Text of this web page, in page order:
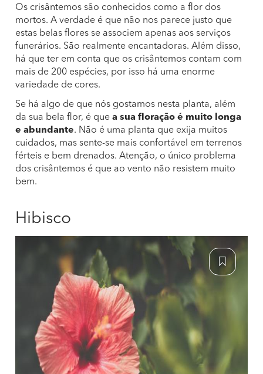
Os crisântemos são conhecidos como a flor dos
mortos. A verdade é que não nos parece justo que
estas belas flores se associem apenas aos serviços
funerários. São realmente encantadoras. Além disso,
há que ter em conta que os crisântemos contam com
mais de 200 espécies, por isso há uma enorme
variedade de cores.
Se há algo de que nós gostamos nesta planta, além
da sua bela flor, é que a sua floração é muito longa
e abundante. Não é uma planta que exija muitos
cuidados, mas sente-se mais confortável em terrenos
férteis e bem drenados. Atenção, o único problema
dos crisântemos é que ao vento não resistem muito
bem.
Hibisco